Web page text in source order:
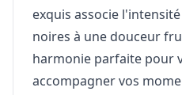
exquis associe
noires à une douceur
harmonie parfaite pour
accompagner vos